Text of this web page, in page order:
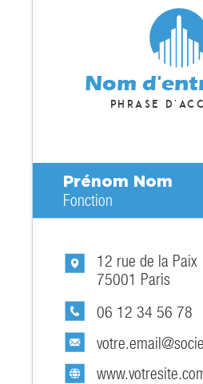
06 12 34 56 78
12 rue de la Paix
75001 Paris
Prénom Nom
Fonction
Nom
Phrase